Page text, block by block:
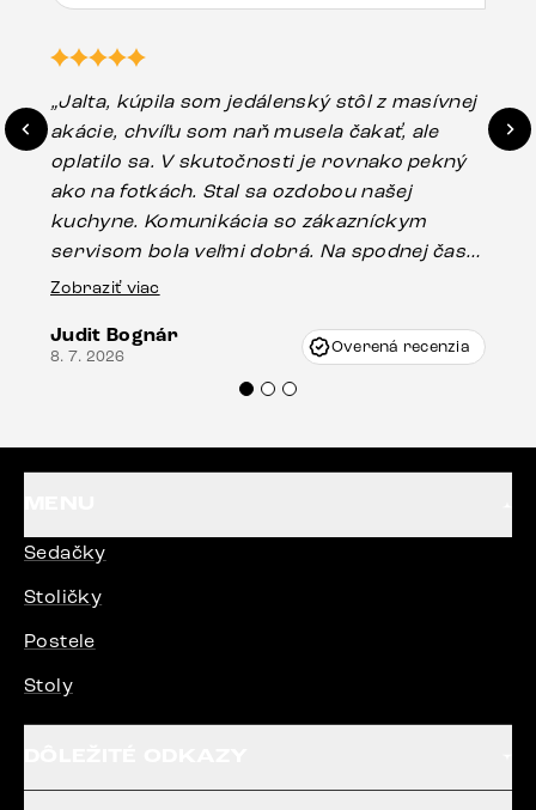
„Jalta, kúpila som jedálenský stôl z masívnej
akácie, chvíľu som naň musela čakať, ale
oplatilo sa. V skutočnosti je rovnako pekný
ako na fotkách. Stal sa ozdobou našej
kuchyne. Komunikácia so zákazníckym
servisom bola veľmi dobrá. Na spodnej časti
stola bolo malé poškodenie, pravdepodobne
Vincze pri riešení mojej záležitosti pristúpili
veľmi korektne. Odporúčam produkty Delife
Zobraziť viac
Judit Bognár
8. 7. 2026 Overená recenzia
Sedačky
Stoličky
Postele
Stoly